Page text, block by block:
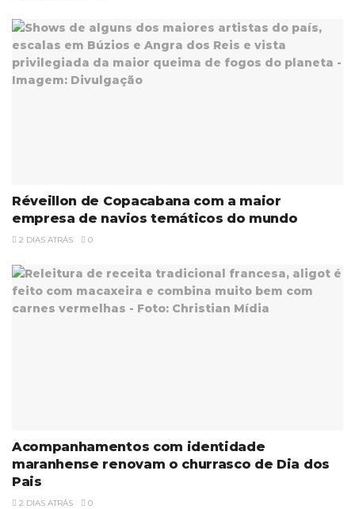
Réveillon de Copacabana com a maior
empresa de navios temáticos do mundo
2 DIAS ATRÁS 0
Acompanhamentos com identidade
maranhense renovam o churrasco de Dia dos
Pais
2 DIAS ATRÁS 0